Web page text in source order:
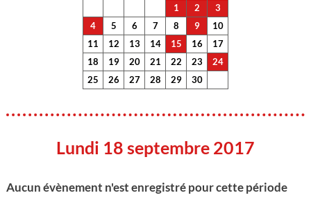
1 2
3
4
5 6 7 8 9
10
11
12 13 14 15 16
17
18
19 20 21 22 23
24
25
26 27 28 29 30
Lundi 18 septembre 2017
Aucun évènement n'est enregistré pour cette période